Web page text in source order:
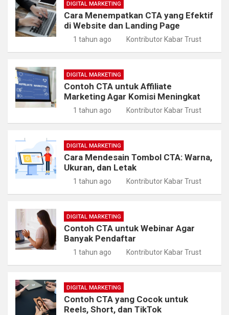
DIGITAL MARKETING
Cara Menempatkan CTA yang Efektif
di Website dan Landing Page
1 tahun ago Kontributor Kabar Trust
DIGITAL MARKETING
Contoh CTA untuk Affiliate
Marketing Agar Komisi Meningkat
1 tahun ago Kontributor Kabar Trust
DIGITAL MARKETING
Cara Mendesain Tombol CTA: Warna,
Ukuran, dan Letak
1 tahun ago Kontributor Kabar Trust
DIGITAL MARKETING
Contoh CTA untuk Webinar Agar
Banyak Pendaftar
1 tahun ago Kontributor Kabar Trust
DIGITAL MARKETING
Contoh CTA yang Cocok untuk
Reels, Short, dan TikTok